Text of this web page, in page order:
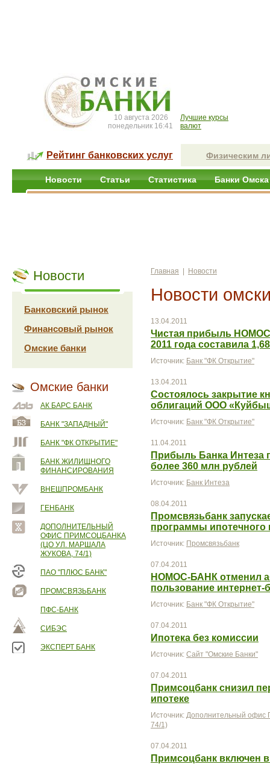
10 августа 2026
понедельник 16:41
Лучшие курсы
валют
Рейтинг банковских услуг Физическим
Новости Статьи Статистика Банки Омска
Новости
Банковский рынок
Финансовый рынок
Омские банки
Омские банки
АК БАРС БАНК
БАНК "ЗАПАДНЫЙ"
БАНК "ФК ОТКРЫТИЕ"
БАНК ЖИЛИЩНОГО
ФИНАНСИРОВАНИЯ
ВНЕШПРОМБАНК
ГЕНБАНК
ДОПОЛНИТЕЛЬНЫЙ
ОФИС ПРИМСОЦБАНКА
(ЦО УЛ. МАРШАЛА
ЖУКОВА, 74/1)
ПАО "ПЛЮС БАНК"
ПРОМСВЯЗЬБАНК
ПФС-БАНК
СИБЭС
ЭКСПЕРТ БАНК
Главная Новости
Новости
13.04.2011
Чистая прибыль
2011 года составила
Источник: Банк "ФК Открытие"
13.04.2011
Состоялось закрытие
облигаций ООО
Источник: Банк "ФК Открытие"
11.04.2011
Прибыль Банка Интеза
более 360 млн рублей
Источник: Банк Интеза
08.04.2011
Промсвязьбанк
программы ипотечного
Источник: Промсвязьбанк
07.04.2011
НОМОС-БАНК отменил
пользование интернет-
Источник: Банк "ФК Открытие"
07.04.2011
Ипотека без комиссии
Источник: Сайт "Омские Банки"
07.04.2011
Примсоцбанк снизил
ипотеке
Источник: Дополнительный офис
74/1)
07.04.2011
Примсоцбанк включен